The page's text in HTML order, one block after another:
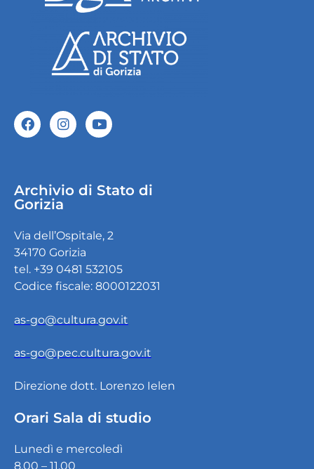
Archivio di Stato di
Gorizia
Via dell’Ospitale, 2
34170 Gorizia
tel. +39 0481 532105
Codice fiscale: 8000122031
as-go@cultura.gov.it
as-go@pec.cultura.gov.it
Direzione dott. Lorenzo Ielen
Orari Sala di studio
Lunedì e mercoledì
8.00 – 11.00